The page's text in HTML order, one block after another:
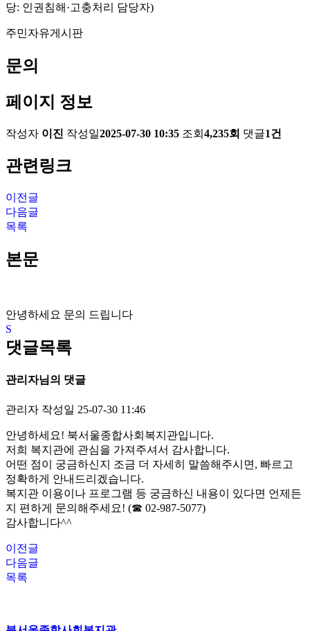
당: 인권침해·고충처리 담당자)
주민자유게시판
문의
페이지 정보
작성자 이진 작성일2025-07-30 10:35 조회 4,235회 댓글1건
관련링크
이전글
다음글
목록
본문
안녕하세요 문의 드립니다
댓글목록
관리자님의 댓글
관리자 작성일 25-07-30 11:46
안녕하세요! 북서울종합사회복지관입니다.
저희 복지관에 관심을 가져주셔서 감사합니다.
어떤 점이 궁금하신지 조금 더 자세히 말씀해주시면, 빠르고
정확하게 안내드리겠습니다.
복지관 이용이나 프로그램 등 궁금하신 내용이 있다면 언제든
지 편하게 문의해주세요! (☎ 02-987-5077)
감사합니다^^
이전글
다음글
목록